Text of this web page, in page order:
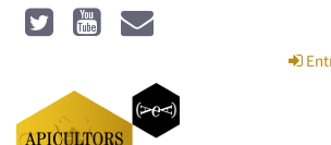
Vés al contingut